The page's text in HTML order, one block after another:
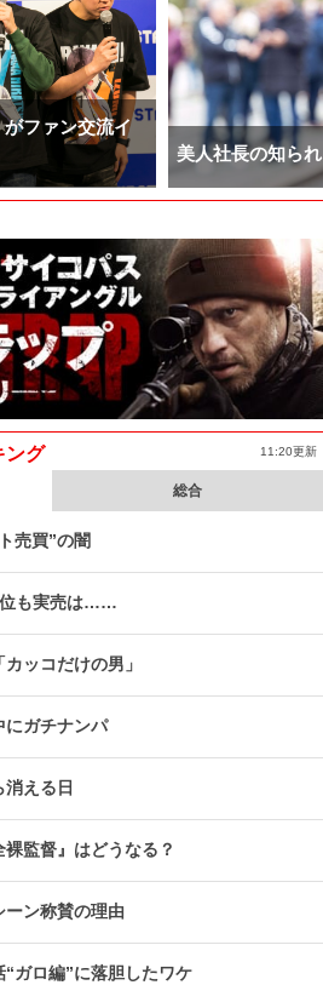
ファン交流イ
美人社長の知ら
ング 11:20更新
総合
売買”の闇
位も実売は……
ッコだけの男」
にガチナンパ
える日
監督』はどうなる？
ーン称賛の理由
“ガロ編”に落胆したワケ